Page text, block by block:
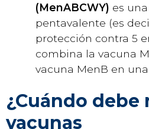
(MenABCWY) es
pentavalente (es
protección contra 5
combina la vacuna
vacuna MenB en
¿Cuándo debe
vacunas